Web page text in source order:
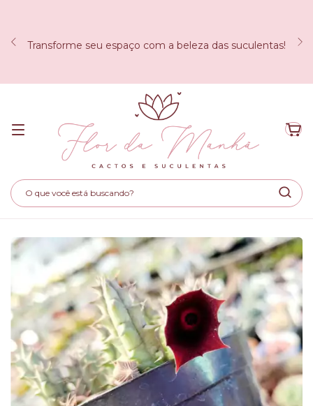
Transforme seu espaço com a beleza das suculentas!